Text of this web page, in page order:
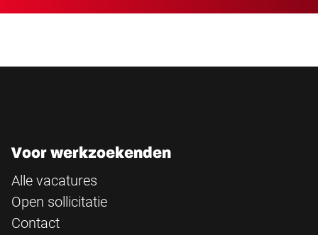
Voor werkzoekenden
Alle vacatures
Open sollicitatie
Contact